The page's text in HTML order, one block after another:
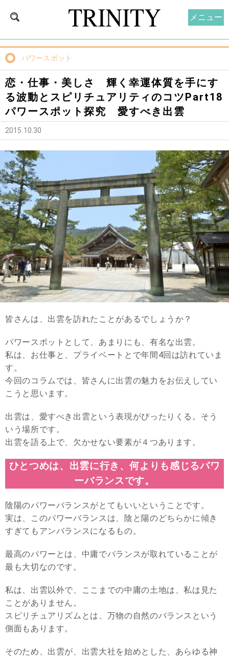
パワースポット
恋・仕事・美しさ 輝く幸運体質を手にす
る波動とスピリチュアリティのコツPart18
パワースポット探究 愛すべき出雲
2015.10.30
皆さんは、出雲を訪れたことがあるでしょうか？
パワースポットとして、あまりにも、有名な出雲。
私は、お仕事と、プライベートとで年間4回は訪れていま
す。
今回のコラムでは、皆さんに出雲の魅力をお伝えしてい
こうと思います。
出雲は、愛すべき出雲という表現がぴったりくる。そう
いう場所です。
出雲を語る上で、欠かせない要素が４つあります。
ひとつめは、出雲に行き、何よりも感じるパワ
ーバランスです。
陰陽のパワーバランスがとてもいいということです。
実は、このパワーバランスは、陰と陽のどちらかに傾き
すぎてもアンバランスになるもの。
最高のパワーとは、中庸でバランスが取れていることが
最も大切なのです。
私は、出雲以外で、ここまでの中庸の土地は、私は見た
ことがありません。
スピリチュアリズムとは、万物の自然のバランスという
側面もあります。
そのため、出雲が、出雲大社を始めとした、あらゆる神
メニュー